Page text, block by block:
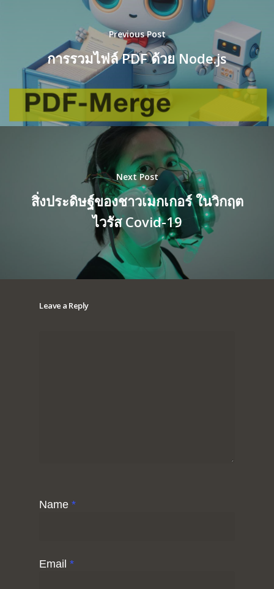
Previous Post
การรวมไฟล์ PDF ด้วย Node.js
Next Post
สิ่งประดิษฐ์ของชาวเมกเกอร์ ในวิกฤต
ไวรัส Covid-19
Leave a Reply
Name *
Email *